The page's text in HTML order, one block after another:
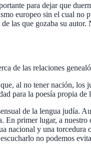
para dejar que
europeo sin el cual
las que gozaba su
de las relaciones
al no tener nación,
para la poesía propia de
de la lengua judía.
primer lugar, a
na­cional y una torcedura
no podemos